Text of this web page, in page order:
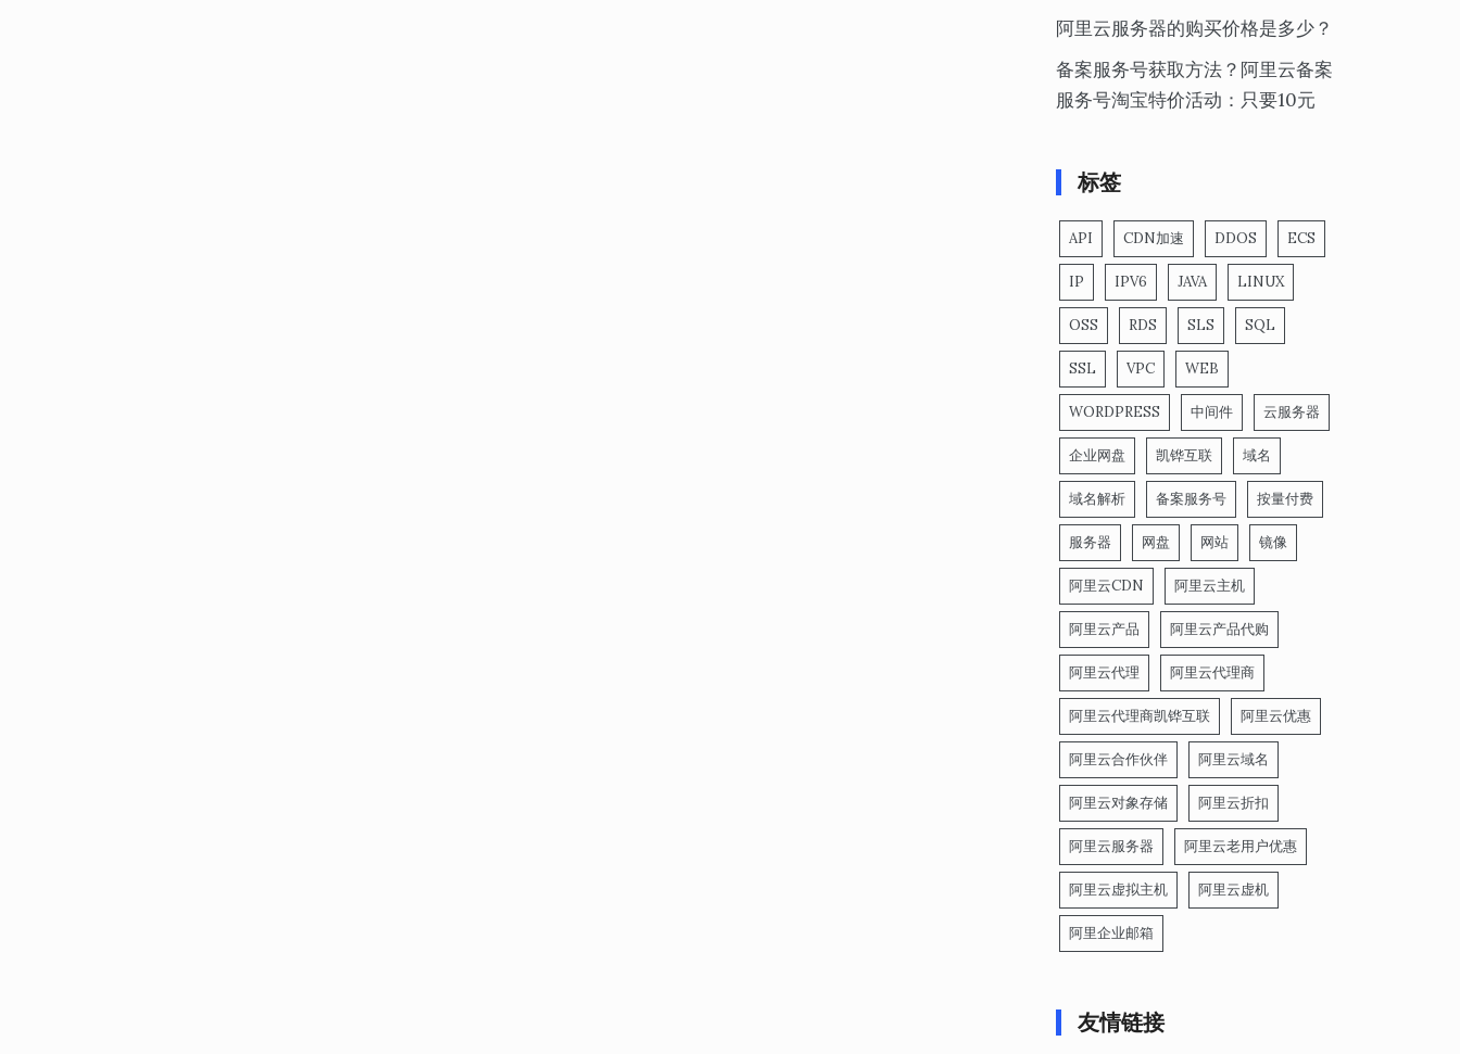
阿里云服务器的购买价格是多少？
备案服务号获取方法？阿里云备案
服务号淘宝特价活动：只要10元
标签
API CDN加速 DDOS ECS
IP IPV6 JAVA LINUX
OSS RDS SLS SQL
SSL VPC WEB
WORDPRESS 中间件 云服务器
企业网盘 凯铧互联 域名
域名解析 备案服务号 按量付费
服务器 网盘 网站 镜像
阿里云CDN 阿里云主机
阿里云产品 阿里云产品代购
阿里云代理 阿里云代理商
阿里云代理商凯铧互联 阿里云优惠
阿里云合作伙伴 阿里云域名
阿里云对象存储 阿里云折扣
阿里云服务器 阿里云老用户优惠
阿里云虚拟主机 阿里云虚机
阿里企业邮箱
友情链接